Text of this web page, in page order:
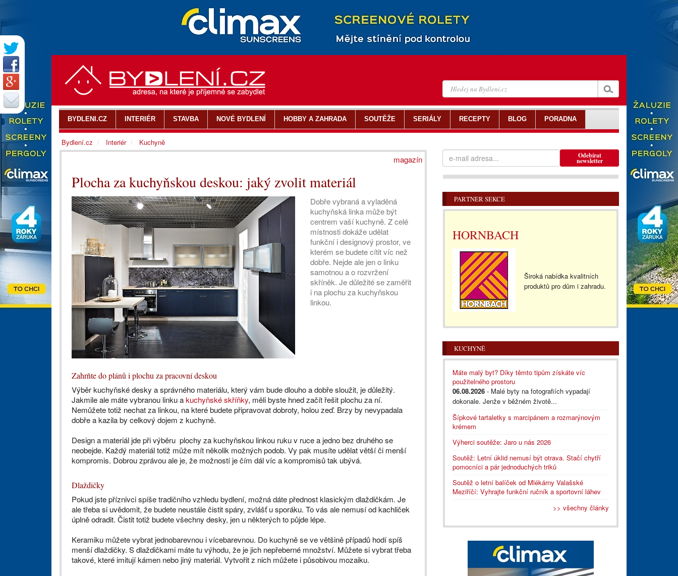
magazín
Plocha za kuchyňskou deskou: jaký zvolit materiál
Dobře vybraná a vyladěná
kuchyňská linka může být
centrem vaší kuchyně. Z celé
místnosti dokáže udělat
funkční i designový prostor, ve
kterém se budete cítit víc než
dobře. Nejde ale jen o linku
samotnou a o rozvržení
skříněk. Je důležité se zaměřit
i na plochu za kuchyňskou
linkou.
Zahrňte do plánů i plochu za pracovní deskou
Výběr kuchyňské desky a správného materiálu, který vám bude dlouho a dobře sloužit, je důležitý.
Jakmile ale máte vybranou linku akuchyňské skříňky, měli byste hned začít řešit plochu za ní.
Nemůžete totiž nechat za linkou, na které budete připravovat dobroty, holou zeď. Brzy by nevypadala
dobře a kazila by celkový dojem z kuchyně.
Design a materiál jde při výběru plochy za kuchyňskou linkou ruku v ruce a jedno bez druhého se
neobejde. Každý materiál totiž může mít několik možných podob. Vy pak musíte udělat větší či menší
kompromis. Dobrou zprávou ale je, že možností je čím dál víc a kompromisů tak ubývá.
Dlaždičky
Pokud jste příznivci spíše tradičního vzhledu bydlení, možná dáte přednost klasickým dlaždičkám. Je
ale třeba si uvědomit, že budete neustále čistit spáry, zvlášť u sporáku. To vás ale nemusí od kachliček
úplně odradit. Čistit totiž budete všechny desky, jen u některých to půjde lépe.
Keramiku můžete vybrat jednobarevnou i vícebarevnou. Do kuchyně se ve většině případů hodí spíš
menší dlaždičky. S dlaždičkami máte tu výhodu, že je jich nepřeberné množství. Můžete si vybrat třeba
takové, které imitují kámen nebo jiný materiál. Vytvořit z nich můžete i působivou mozaiku.
Odebírat
newsletter
PARTNER SEKCE
HORNBACH
Široká nabídka kvalitních
produktů pro dům i zahradu.
KUCHYNĚ
Máte malý byt? Díky těmto tipům získáte víc
použitelného prostoru
06.08.2026 - Malé byty na fotografiích vypadají
dokonale. Jenže v běžném životě...
Šípkové tartaletky s marcipánem a rozmarýnovým
krémem
Výherci soutěže: Jaro u nás 2026
Soutěž: Letní úklid nemusí být otrava. Stačí chytří
pomocníci a pár jednoduchých triků
Soutěž o letní balíček od Mlékárny Valašské
Meziříčí: Vyhrajte funkční ručník a sportovní láhev
>> všechny články
BYDLENI.CZ INTERIÉR STAVBA NOVÉ BYDLENÍ HOBBY A ZAHRADA SOUTĚŽE SERIÁLY RECEPTY BLOG PORADNA
Bydlení.cz Interiér Kuchyně